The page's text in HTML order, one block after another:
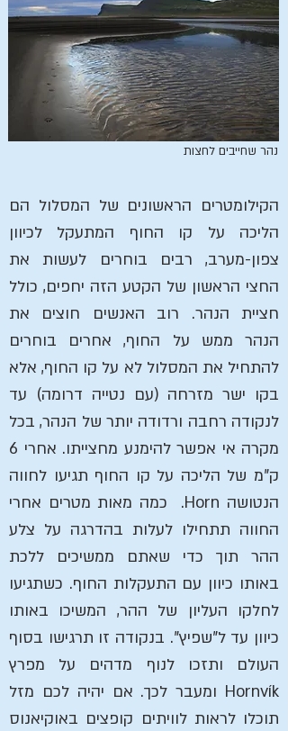
נהר שחייבים לחצות
הקילומטרים הראשונים של המסלול הם
הליכה על קו החוף המתעקל לכיוון
צפון-מערב, רבים בוחרים לעשות את
החצי הראשון של הקטע הזה יחפים, כולל
חציית הנהר. רוב האנשים חוצים את
הנהר ממש על החוף, אחרים בוחרים
להתחיל את המסלול לא על קו החוף, אלא
בקו ישר מזרחה (עם נטייה דרומה) עד
לנקודה רחבה ורדודה יותר של הנהר, בכל
מקרה אי אפשר להימנע מחצייתו. אחרי 6
ק"מ של הליכה על קו החוף תגיעו לחווה
הנטושה Horn. כמה מאות מטרים אחרי
החווה תתחילו לעלות בהדרגה על צלע
ההר תוך כדי שאתם ממשיכים ללכת
באותו כיוון עם התעקלות החוף. כשתגיעו
לחלקו העליון של ההר, המשיכו באותו
כיוון עד ל"שפיץ". בנקודה זו תרגישו בסוף
העולם ותזכו לנוף מדהים על מפרץ
Hornvík ומעבר לכך. אם יהיה לכם מזל
תוכלו לראות לוויתים קופצים באוקיאנוס